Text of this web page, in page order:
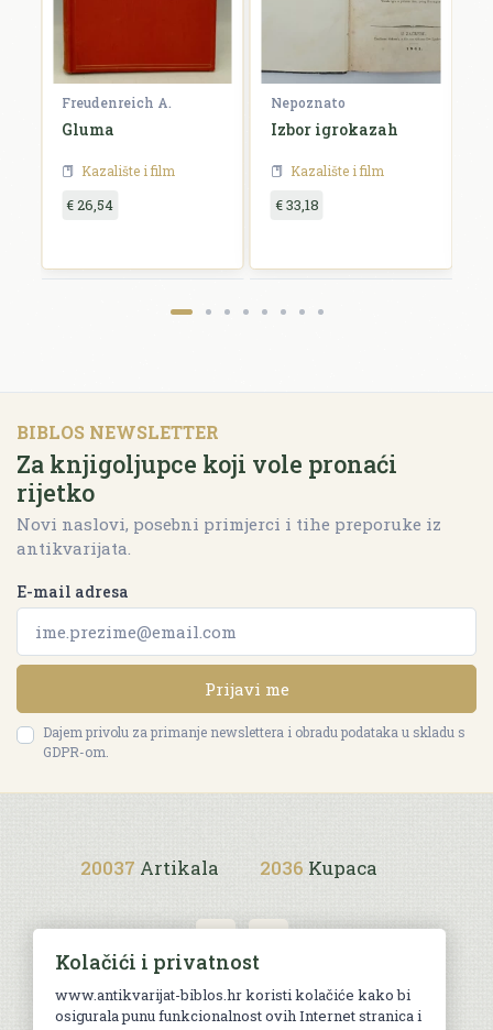
Freudenreich A.
Gluma
Kazalište i film
€ 26,54
Nepoznato
Izbor igrokazah
Kazalište i film
€ 33,18
BIBLOS NEWSLETTER
Za knjigoljupce koji vole pronaći
rijetko
Novi naslovi, posebni primjerci i tihe preporuke iz
antikvarijata.
E-mail adresa
Prijavi me
Dajem privolu za primanje newslettera i obradu podataka u skladu s
GDPR-om.
20037 Artikala 2036 Kupaca
Uvjeti kupnje
Kolačići i privatnost
www.antikvarijat-biblos.hr koristi kolačiće kako bi
osigurala punu funkcionalnost ovih Internet stranica i